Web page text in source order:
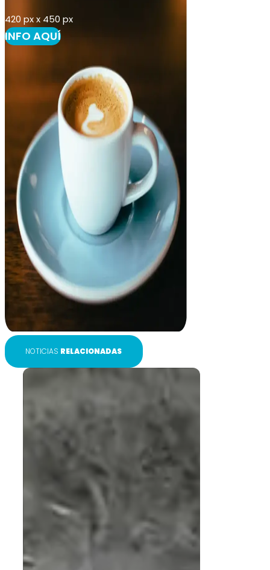
420 px x 450 px
INFO AQUÍ
NOTICIAS RELACIONADAS